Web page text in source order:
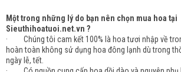
Một trong những lý do bạn nên chọn mua hoa tại
Sieuthihoatuoi.net.vn ?
· Chúng tôi cam kết 100% là hoa tươi nhập về
hoàn toàn không sử dụng hoa đông lạnh dù trong
ngày lễ, tết.